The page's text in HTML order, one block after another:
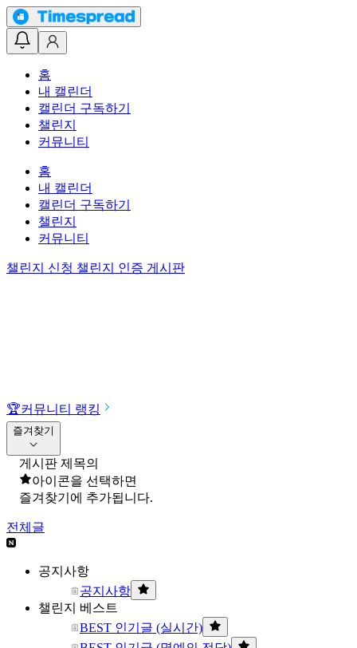
홈
내 캘린더
캘린더 구독하기
챌린지
커뮤니티
홈
내 캘린더
캘린더 구독하기
챌린지
커뮤니티
챌린지 신청 챌린지 인증 게시판
🏆커뮤니티 랭킹
즐겨찾기
게시판 제목의
아이콘을 선택하면
즐겨찾기에 추가됩니다.
전체글
공지사항
공지사항
챌린지 베스트
BEST 인기글 (실시간)